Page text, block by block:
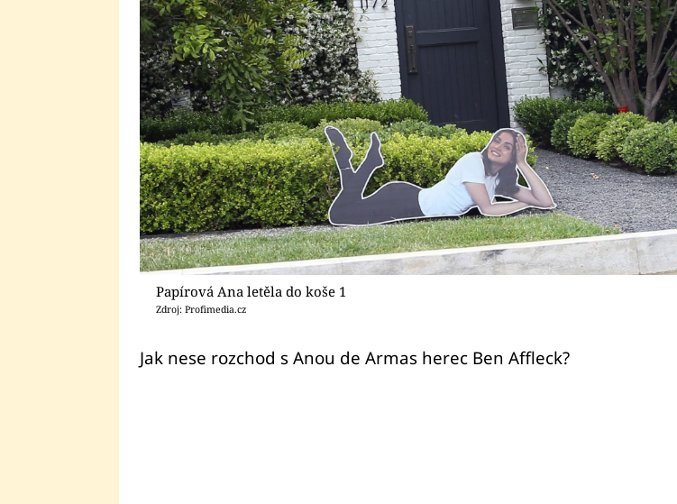
Papírová Ana letěla do koše 1
Zdroj: Profimedia.cz
Jak nese rozchod s Anou de Armas herec Ben Affleck?